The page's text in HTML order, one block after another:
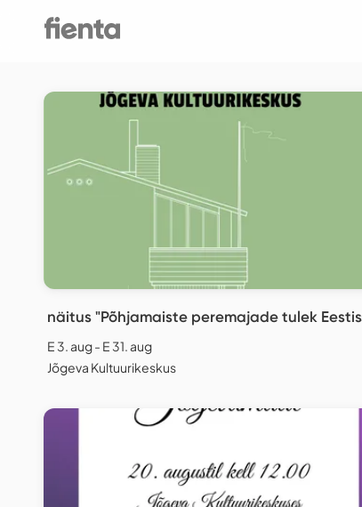
näitus "Põhjamaiste peremajade tulek
E 3. aug - E 31. aug
Jõgeva Kultuurikeskus